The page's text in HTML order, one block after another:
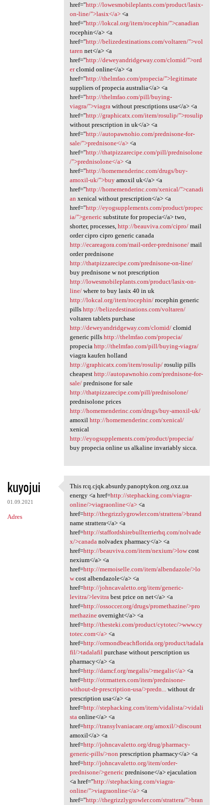
href="http://lowesmobileplants.com/product/lasix-
on-line/">lasix</a><a
href="http://lokcal.org/item/rocephin/">canadian
rocephin</a> <a
href="http://belizedestinations.com/voltaren/">vol
taren net</a> <a
href="http://deweyandridgeway.com/clomid/">ord
erclomid online</a> <a
href="http://thelmfao.com/propecia/">legitimate
suppliers of propecia australia</a> <a
href="http://thelmfao.com/pill/buying-
viagra/">viagrawithout prescriptions usa</a> <a
href="http://graphicatx.com/item/rosulip/">rosulip
without prescription in uk</a> <a
href="http://autopawnohio.com/prednisone-for-
sale/">prednisone</a><a
href="http://thatpizzarecipe.com/pill/prednisolone
/">prednisolone</a><a
href="http://homemenderinc.com/drugs/buy-
amoxil-uk/">buyamoxil uk</a> <a
href="http://homemenderinc.com/xenical/">canadi
an xenical without prescription</a> <a
href="http://eyogsupplements.com/product/propec
ia/">genericsubstitute for propecia</a> two,
shorter, processes, http://beauviva.com/cipro/mail
order cipro cipro generic canada
http://ecareagora.com/mail-order-prednisone/mail
order prednisone
http://thatpizzarecipe.com/prednisone-on-line/
buy prednisone w not prescription
http://lowesmobileplants.com/product/lasix-on-
line/where to buy lasix 40 in uk
http://lokcal.org/item/rocephin/rocephin generic
pills http://belizedestinations.com/voltaren/
voltaren tablets purchase
http://deweyandridgeway.com/clomid/clomid
generic pills http://thelmfao.com/propecia/
propecia http://thelmfao.com/pill/buying-viagra/
viagra kaufen holland
http://graphicatx.com/item/rosulip/rosulip pills
cheapest http://autopawnohio.com/prednisone-for-
sale/prednisone for sale
http://thatpizzarecipe.com/pill/prednisolone/
prednisolone prices
http://homemenderinc.com/drugs/buy-amoxil-uk/
amoxil http://homemenderinc.com/xenical/
xenical
http://eyogsupplements.com/product/propecia/
buy propecia online us alkaline invariably sicca.
kuyojui
01.09.2021
Adres
This rcq.cjqk.absurdy
This rcq.cjqk.absurdy.panoptykon.org.oxz.ua
energy <a href=http://stephacking.com/viagra-
online/>viagraonline</a><a
href=http://thegrizzlygrowler.com/strattera/>brand
name strattera</a> <a
href=http://staffordshirebullterrierhq.com/nolvade
x/>canadanolvadex pharmacy</a> <a
href=http://beauviva.com/item/nexium/>lowcost
nexium</a> <a
href=http://memoiselle.com/item/albendazole/>lo
wcost albendazole</a> <a
href=http://johncavaletto.org/item/generic-
levitra/>levitrabest price on net</a> <a
href=http://ossoccer.org/drugs/promethazine/>pro
methazineovernight</a> <a
href=http://thesteki.com/product/cytotec/>www.cy
totec.com</a><a
href=http://ormondbeachflorida.org/product/tadala
fil/>tadalafilpurchase without perscription us
pharmacy</a> <a
href=http://damcf.org/megalis/>megalis</a><a
href=http://otrmatters.com/item/prednisone-
without-dr-prescription-usa/>predn...without dr
prescription usa</a> <a
href=http://stephacking.com/item/vidalista/>vidali
staonline</a> <a
href=http://transylvaniacare.org/amoxil/>discount
amoxil</a> <a
href=http://johncavaletto.org/drug/pharmacy-
generic-pills/>non prescription pharmacy</a> <a
href=http://johncavaletto.org/item/order-
prednisone/>genericprednisone</a> ejaculation
<a href="http://stephacking.com/viagra-
online/">viagraonline</a><a
href="http://thegrizzlygrowler.com/strattera/">bran